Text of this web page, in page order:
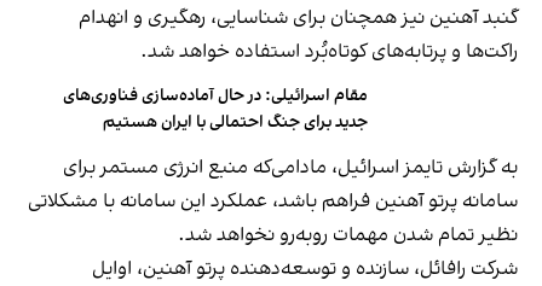
گنبد آهنین نیز همچنان برای شناسایی، رهگیری و انهدام
راکت‌ها و پرتابه‌های کوتاه‌بُرد استفاده خواهد شد.
مقام اسرائیلی: در حال آماده‌سازی فناوری‌های
جدید برای جنگ احتمالی با ایران هستیم
به گزارش تایمز اسرائیل، مادامی‌که منبع انرژی مستمر برای
سامانه پرتو آهنین فراهم باشد، عملکرد این سامانه با مشکلاتی
نظیر تمام شدن مهمات روبه‌رو نخواهد شد.
شرکت رافائل، سازنده و توسعه‌دهنده پرتو آهنین، اوایل